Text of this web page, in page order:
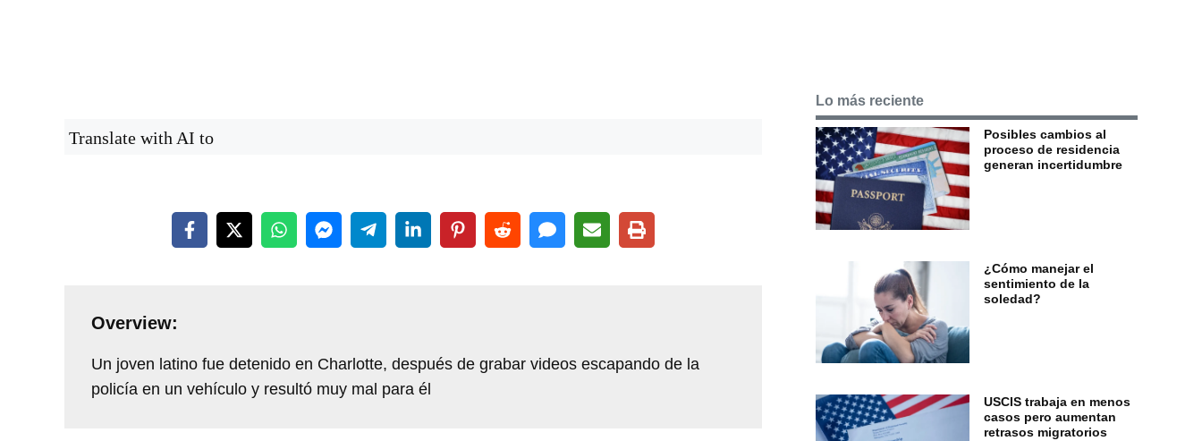
Translate with AI to
Overview:
Un joven latino fue detenido en Charlotte, después de grabar videos escapando de la
policía en un vehículo y resultó muy mal para él
Lo más reciente
Posibles cambios al
proceso de residencia
generan incertidumbre
¿Cómo manejar el
sentimiento de la
soledad?
USCIS trabaja en menos
casos pero aumentan
retrasos migratorios